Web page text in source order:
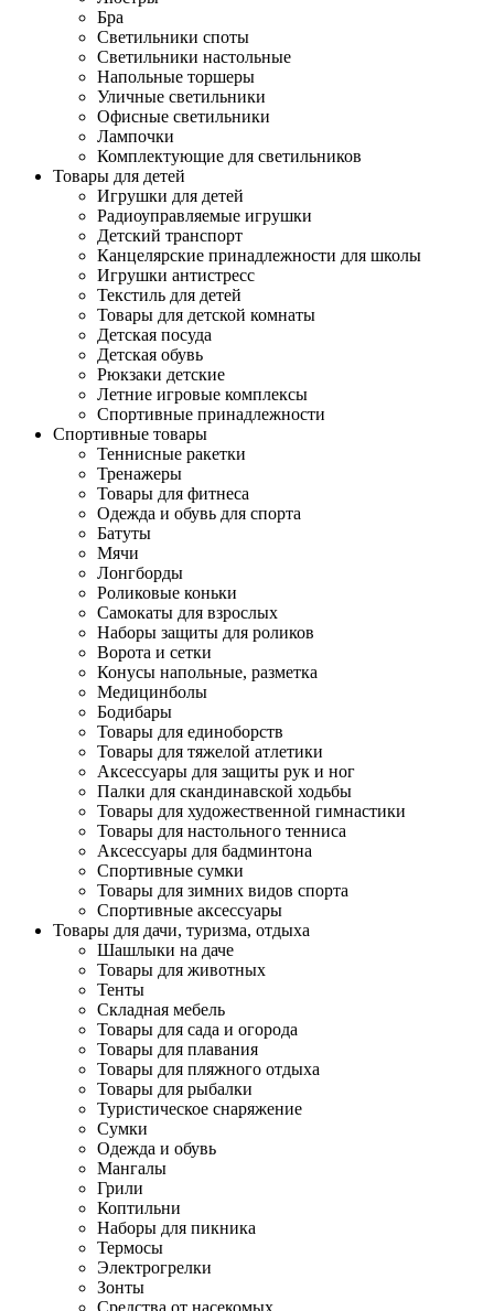
Бра
Светильники споты
Светильники настольные
Напольные торшеры
Уличные светильники
Офисные светильники
Лампочки
Комплектующие для светильников
Товары для детей
Игрушки для детей
Радиоуправляемые игрушки
Детский транспорт
Канцелярские принадлежности для школы
Игрушки антистресс
Текстиль для детей
Товары для детской комнаты
Детская посуда
Детская обувь
Рюкзаки детские
Летние игровые комплексы
Спортивные принадлежности
Спортивные товары
Теннисные ракетки
Тренажеры
Товары для фитнеса
Одежда и обувь для спорта
Батуты
Мячи
Лонгборды
Роликовые коньки
Самокаты для взрослых
Наборы защиты для роликов
Ворота и сетки
Конусы напольные, разметка
Медицинболы
Бодибары
Товары для единоборств
Товары для тяжелой атлетики
Аксессуары для защиты рук и ног
Палки для скандинавской ходьбы
Товары для художественной гимнастики
Товары для настольного тенниса
Аксессуары для бадминтона
Спортивные сумки
Товары для зимних видов спорта
Спортивные аксессуары
Товары для дачи, туризма, отдыха
Шашлыки на даче
Товары для животных
Тенты
Складная мебель
Товары для сада и огорода
Товары для плавания
Товары для пляжного отдыха
Товары для рыбалки
Туристическое снаряжение
Сумки
Одежда и обувь
Мангалы
Грили
Коптильни
Наборы для пикника
Термосы
Электрогрелки
Зонты
Средства от насекомых